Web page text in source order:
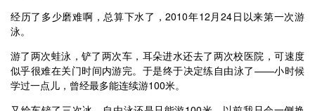
经历了多少磨难啊，总算下水了，2010年12月24日以来第一次游
泳。
游了两次蛙泳，铲了两次车，耳朵进水还去了两次校医院，可速度
似乎很难在关门时间内游完。于是终于决定练自由泳了——小时候
学过一点儿，曾经最多能连续游100米。